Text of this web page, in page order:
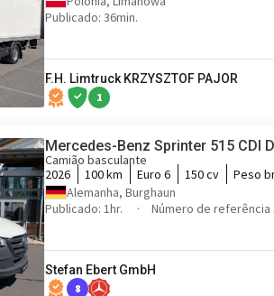
Publicado: 36min.
F.H. Limtruck KRZYSZTOF PAJOR
1
Mercedes-Benz Sprinter 515 CDI
Camião basculante
2026
100 km Euro 6 150 cv Peso
Alemanha, Burghaun
Publicado: 1hr.
Número de referência
Stefan Ebert GmbH
8